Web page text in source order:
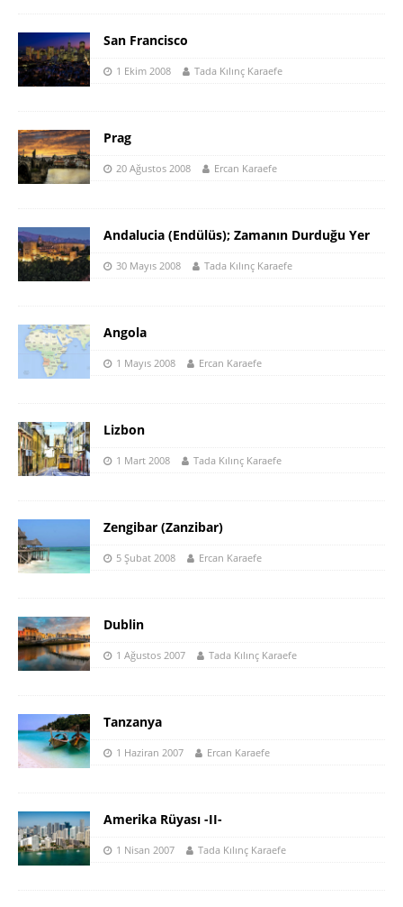
San Francisco
1 Ekim 2008 Tada Kılınç Karaefe
Prag
20 Ağustos 2008 Ercan Karaefe
Andalucia (Endülüs); Zamanın Durduğu Yer
30 Mayıs 2008 Tada Kılınç Karaefe
Angola
1 Mayıs 2008 Ercan Karaefe
Lizbon
1 Mart 2008 Tada Kılınç Karaefe
Zengibar (Zanzibar)
5 Şubat 2008 Ercan Karaefe
Dublin
1 Ağustos 2007 Tada Kılınç Karaefe
Tanzanya
1 Haziran 2007 Ercan Karaefe
Amerika Rüyası -II-
1 Nisan 2007 Tada Kılınç Karaefe